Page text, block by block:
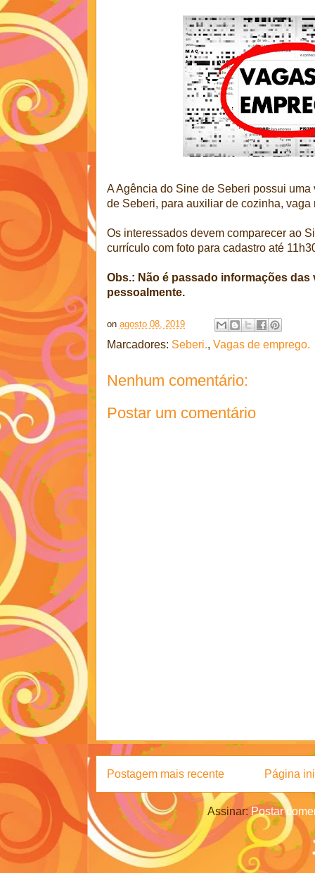
A Agência do Sine de Seberi possui
de Seberi, para auxiliar de cozinha, vaga
Os interessados devem comparecer ao
currículo com foto para cadastro até
Obs.: Não é passado informações
pessoalmente.
on agosto 08, 2019
Marcadores: Seberi., Vagas de emprego.
Nenhum comentário:
Postar um comentário
Postagem mais recente Página
Assinar: Postar